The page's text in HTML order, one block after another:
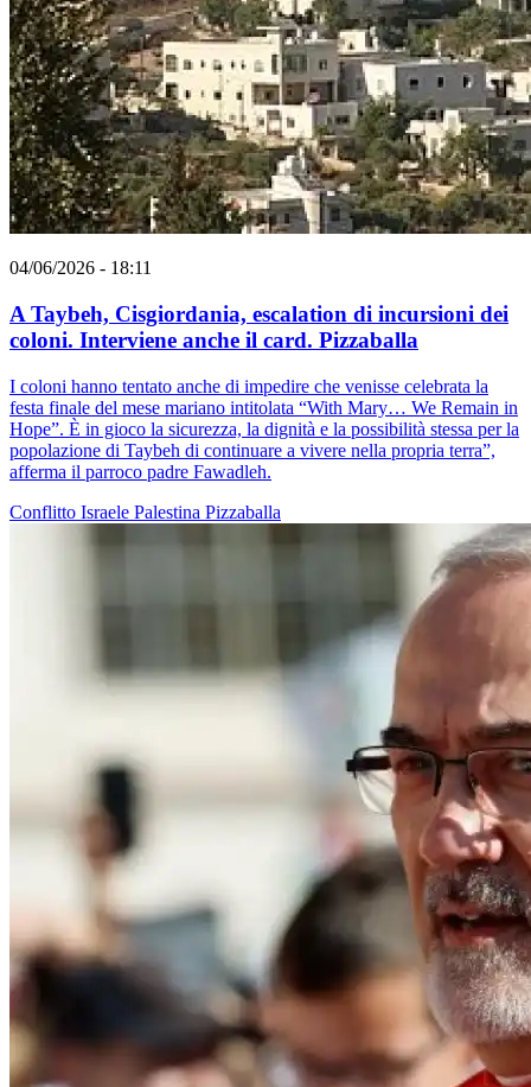
04/06/2026 - 18:11
A Taybeh, Cisgiordania, escalation di incursioni dei
coloni. Interviene anche il card. Pizzaballa
I coloni hanno tentato anche di impedire che venisse celebrata la
festa finale del mese mariano intitolata “With Mary… We Remain in
Hope”. È in gioco la sicurezza, la dignità e la possibilità stessa per la
popolazione di Taybeh di continuare a vivere nella propria terra”,
afferma il parroco padre Fawadleh.
Conflitto Israele Palestina Pizzaballa